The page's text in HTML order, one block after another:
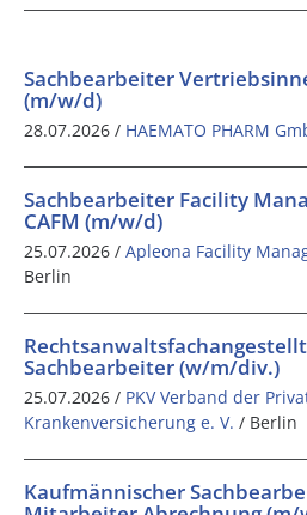
Sachbearbeiter
(m/w/d)
28.07.2026 / HAEMATO PHARM
Sachbearbeiter Facility
CAFM (m/w/d)
25.07.2026 / Apleona Facility
Berlin
Sachbearbeiter (w/m/div.)
25.07.2026 / PKV Verband der
Krankenversicherung e. V. / Berlin
Kaufmännischer